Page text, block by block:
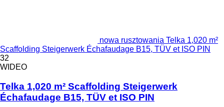
nowa rusztowania Telka 1,020 m²
Scaffolding Steigerwerk Échafaudage B15, TÜV et ISO PIN
32
WIDEO
Telka 1,020 m² Scaffolding Steigerwerk
Échafaudage B15, TÜV et ISO PIN